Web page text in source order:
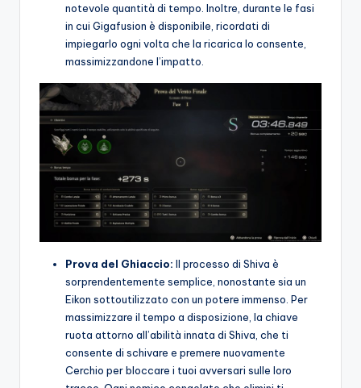
notevole quantità di tempo. Inoltre, durante le fasi
in cui Gigafusion è disponibile, ricordati di
impiegarlo ogni volta che la ricarica lo consente,
massimizzandone l’impatto.
Prova del Ghiaccio: Il processo di Shiva è
sorprendentemente semplice, nonostante sia un
Eikon sottoutilizzato con un potere immenso. Per
massimizzare il tempo a disposizione, la chiave
ruota attorno all’abilità innata di Shiva, che ti
consente di schivare e premere nuovamente
Cerchio per bloccare i tuoi avversari sulle loro